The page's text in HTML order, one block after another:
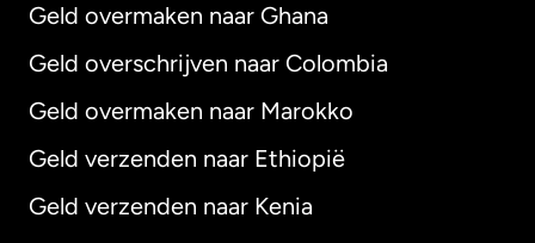
Geld overmaken naar Ghana
Geld overschrijven naar Colombia
Geld overmaken naar Marokko
Geld verzenden naar Ethiopië
Geld verzenden naar Kenia